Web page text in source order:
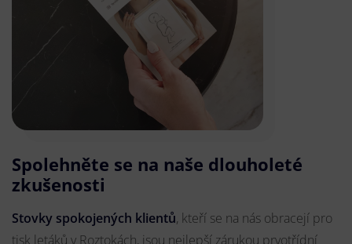
Spolehněte se na naše dlouholeté
zkušenosti
Stovky spokojených klientů, kteří se na nás obracejí pro
tisk letáků v Roztokách, jsou nejlepší zárukou prvotřídní